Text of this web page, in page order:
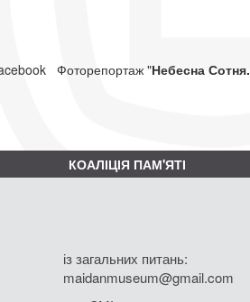
Фоторепортаж "Небесна Сотня.
КОАЛІЦІЯ ПАМ'ЯТІ
із загальних питань:
maidanmuseum@gmail.com